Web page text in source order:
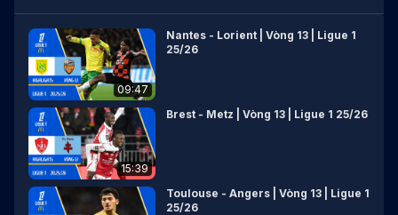
09:47
Nantes - Lorient | Vòng 13 | Ligue 1
25/26
15:39
Brest - Metz | Vòng 13 | Ligue 1 25/26
Toulouse - Angers | Vòng 13 | Ligue 1
25/26